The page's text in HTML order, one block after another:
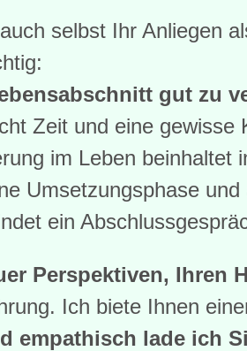
selbst Ihr Anliegen
gut zu
Zeit und eine gewisse
im Leben beinhaltet
Umsetzungsphase
ein
Perspektiven, Ihren
Ich biete Ihnen
empathisch lade ich